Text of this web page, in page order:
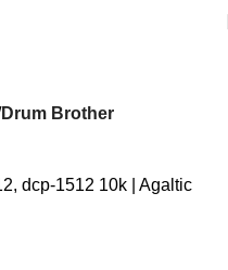
Drum Brother